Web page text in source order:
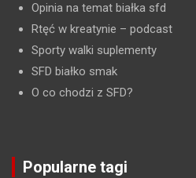
Opinia na temat białka sfd
Rtęć w kreatynie – podcast
Sporty walki suplementy
SFD białko smak
O co chodzi z SFD?
Popularne tagi